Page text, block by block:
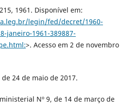
1961. Disponível em:
legin/fed/decret/1960-
janeiro-1961-389887-
>. Acesso em 2 de novembro
de 24 de maio de 2017.
Nº 9, de 14 de março de